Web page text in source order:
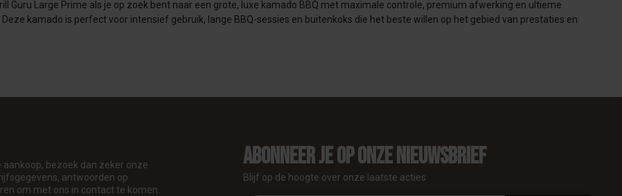
Guru Large Prime als je op zoek bent naar een grote, luxe kamado BBQ met maximale controle, premium afwerking en ultieme
kamado is perfect voor intensief gebruik, lange BBQ-sessies en buitenkoks die het beste willen op het gebied van prestaties en
bezoek dan zeker onze
antwoorden op
om met ons in contact te komen.
Abonneer je op onze nieuwsbrief
Blijf op de hoogte over onze laatste acties